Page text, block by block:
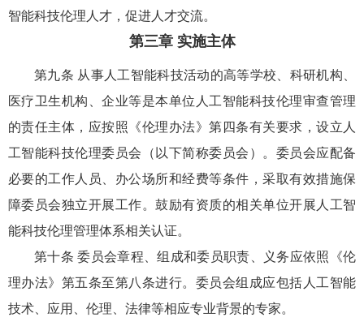
智能科技伦理人才，促进人才交流。
第三章 实施主体
第九条 从事人工智能科技活动的高等学校、科研机构、
医疗卫生机构、企业等是本单位人工智能科技伦理审查管理
的责任主体，应按照《伦理办法》第四条有关要求，设立人
工智能科技伦理委员会（以下简称委员会）。委员会应配备
必要的工作人员、办公场所和经费等条件，采取有效措施保
障委员会独立开展工作。鼓励有资质的相关单位开展人工智
能科技伦理管理体系相关认证。
第十条 委员会章程、组成和委员职责、义务应依照《伦
理办法》第五条至第八条进行。委员会组成应包括人工智能
技术、应用、伦理、法律等相应专业背景的专家。